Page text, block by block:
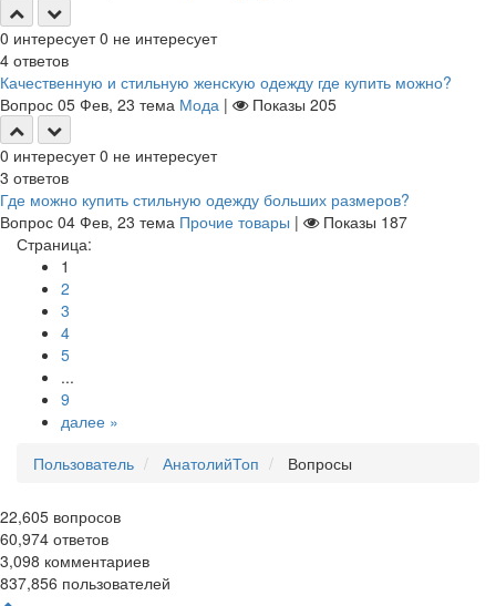
0 интересует 0 не интересует
4 ответов
Качественную и стильную женскую одежду где купить можно?
Вопрос 05 Фев, 23 тема Мода | Показы 205
0 интересует 0 не интересует
3 ответов
Где можно купить стильную одежду больших размеров?
Вопрос 04 Фев, 23 тема Прочие товары | Показы 187
Страница:
1
2
3
4
5
...
9
далее »
Пользователь
АнатолийТоп Вопросы
22,605 вопросов
60,974 ответов
3,098 комментариев
837,856 пользователей